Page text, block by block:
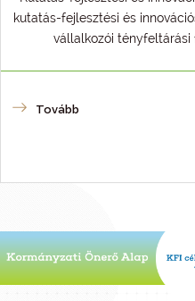
kutatás-fejlesztési és
vállalkozói tényfeltárási
Tovább